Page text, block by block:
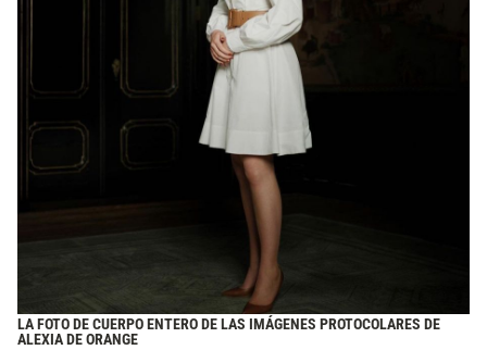
LA FOTO DE CUERPO ENTERO DE LAS IMÁGENES PROTOCOLARES DE
ALEXIA DE ORANGE